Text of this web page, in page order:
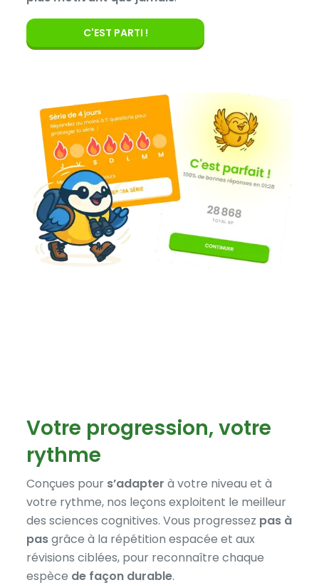
C'EST PARTI !
Votre progression, votre
rythme
Conçues pour s’adapter à votre niveau et à
votre rythme, nos leçons exploitent le meilleur
des sciences cognitives. Vous progressez pas à
pasgrâce à la répétition espacée et aux
révisions ciblées, pour reconnaître chaque
espèce de façon durable.